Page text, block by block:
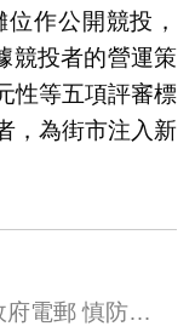
作公開競投，
競投者的營運策
性等五項評審標
，為街市注入新
電郵 慎防各